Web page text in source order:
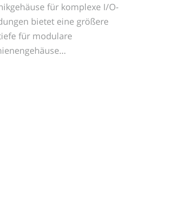
für komplexe I/O-
bietet eine größere
für modulare